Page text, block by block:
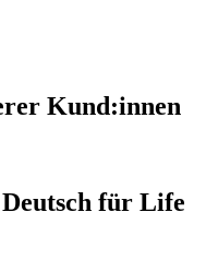
Kund:innen
für Life